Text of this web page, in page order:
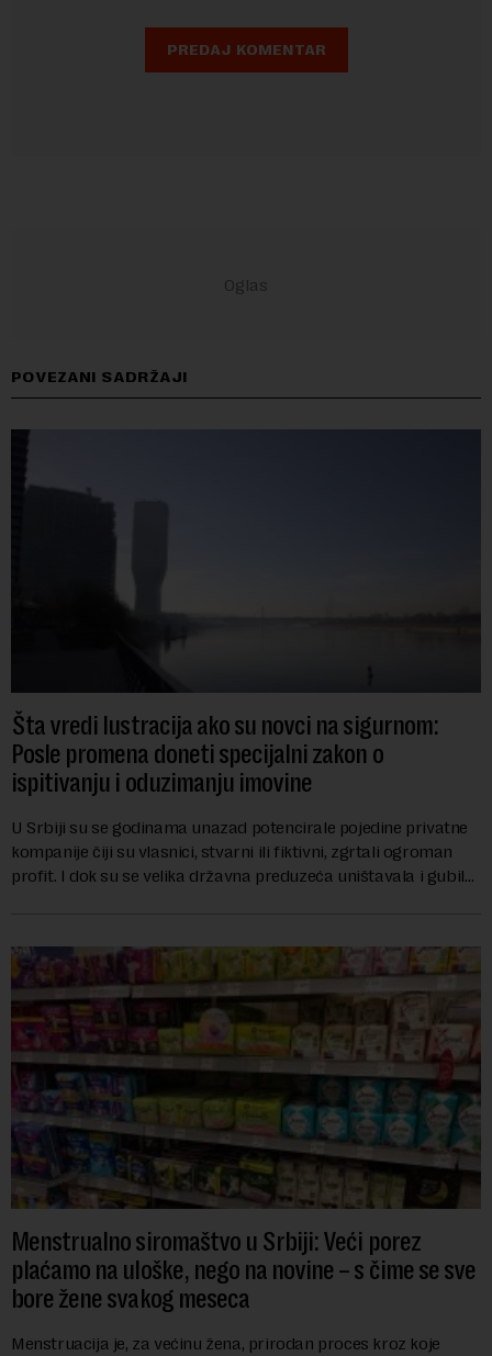
POVEZANI SADRŽAJI
Šta vredi lustracija ako su novci na sigurnom:
Posle promena doneti specijalni zakon o
ispitivanju i oduzimanju imovine
U Srbiji su se godinama unazad potencirale pojedine privatne
kompanije čiji su vlasnici, stvarni ili fiktivni, zgrtali ogroman
profit. I dok su se velika državna preduzeća uništavala i gubila
Menstrualno siromaštvo u Srbiji: Veći porez
plaćamo na uloške, nego na novine – s čime se sve
bore žene svakog meseca
Menstruacija je, za većinu žena, prirodan proces kroz koje